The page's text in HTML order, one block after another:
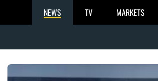
NEWS TV MARKETS